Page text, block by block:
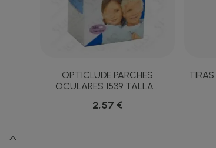
OPTICLUDE PARCHES
OCULARES 1539 TALLA...
2,57 €